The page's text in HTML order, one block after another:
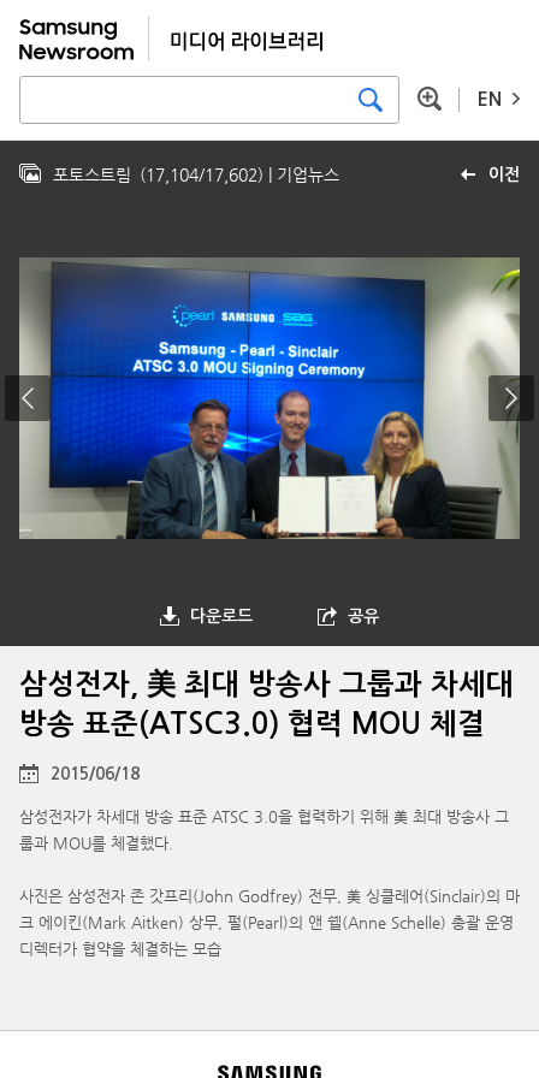
EN
이전
포토스트림 (17,104/17,602) | 기업뉴스
다운로드 공유
삼성전자, 美 최대 방송사 그룹과 차세대
방송 표준(ATSC3.0) 협력 MOU 체결
2015/06/18
삼성전자가 차세대 방송 표준 ATSC 3.0을 협력하기 위해 美 최대 방송사 그
룹과 MOU를 체결했다.
사진은 삼성전자 존 갓프리(John Godfrey) 전무, 美 싱클레어(Sinclair)의 마
크 에이킨(Mark Aitken) 상무, 펄(Pearl)의 앤 쉘(Anne Schelle) 총괄 운영
디렉터가 협약을 체결하는 모습